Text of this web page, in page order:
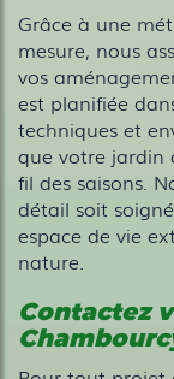
Grâce à une
mesure, nous
vos
est planifiée
techniques et
que votre jardin
fil des saisons.
détail soit
espace de vie
nature.
Contactez